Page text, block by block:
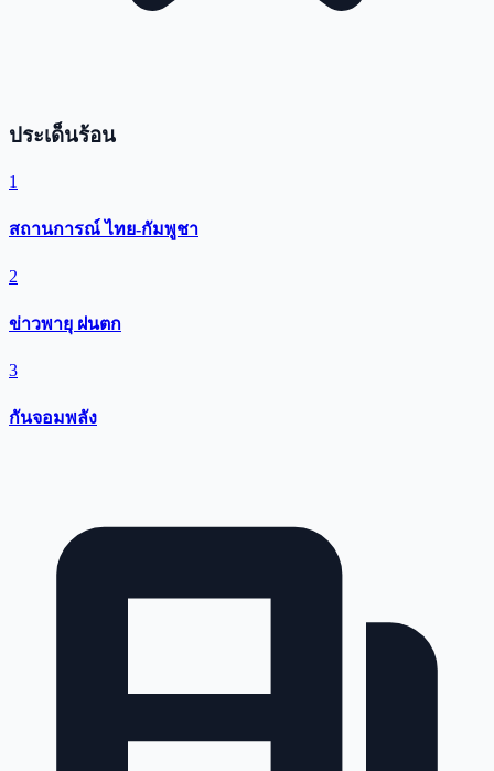
ประเด็นร้อน
1
สถานการณ์ ไทย-กัมพูชา
2
ข่าวพายุ ฝนตก
3
กันจอมพลัง